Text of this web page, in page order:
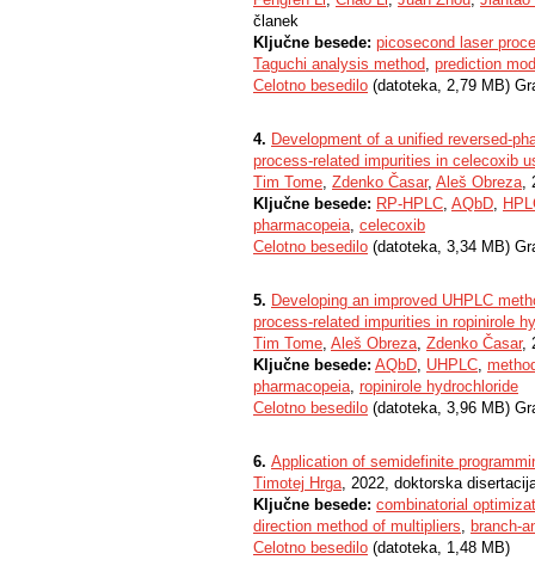
članek
Ključne besede: picosecond laser
Taguchi analysis method, prediction
Celotno besedilo (datoteka, 2,79 MB)
4. Development of a unified reversed-
process-related impurities in celecoxib
Tim Tome, Zdenko Časar, Aleš Obreza,
Ključne besede: RP-HPLC, AQbD,
pharmacopeia, celecoxib
Celotno besedilo (datoteka, 3,34 MB)
5. Developing an improved UHPLC
process-related impurities in ropinirole
Tim Tome, Aleš Obreza, Zdenko Časar,
Ključne besede: AQbD, UHPLC,
pharmacopeia, ropinirole hydrochloride
Celotno besedilo (datoteka, 3,96 MB)
6. Application of semidefinite
Timotej Hrga, 2022, doktorska
Ključne besede: combinatorial
direction method of multipliers, branch-
Celotno besedilo (datoteka, 1,48 MB)